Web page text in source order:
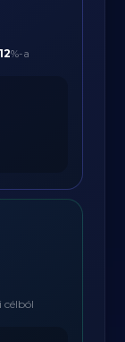
12%-a
célból